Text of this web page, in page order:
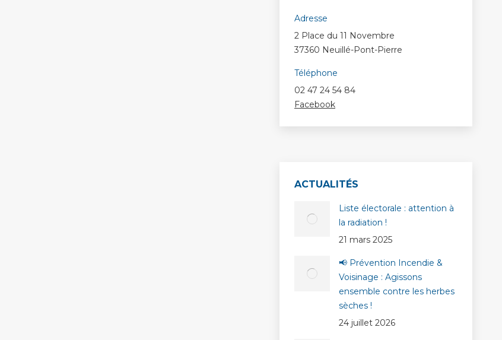
Adresse
2 Place du 11 Novembre
37360 Neuillé-Pont-Pierre
Téléphone
02 47 24 54 84
Facebook
ACTUALITÉS
Liste électorale : attention à
la radiation !
21 mars 2025
📢 Prévention Incendie &
Voisinage : Agissons
ensemble contre les herbes
sèches !
24 juillet 2026